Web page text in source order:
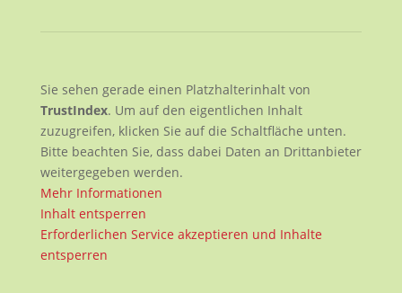
Sie sehen gerade einen Platzhalterinhalt von
TrustIndex. Um auf den eigentlichen Inhalt
zuzugreifen, klicken Sie auf die Schaltfläche unten.
Bitte beachten Sie, dass dabei Daten an Drittanbieter
weitergegeben werden.
Mehr Informationen
Inhalt entsperren
Erforderlichen Service akzeptieren und Inhalte
entsperren